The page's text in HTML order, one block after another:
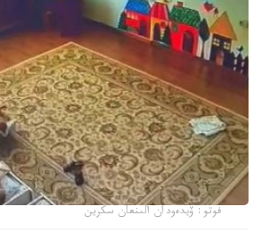
فوتو: ۆيدەودان الىنعان سكرين